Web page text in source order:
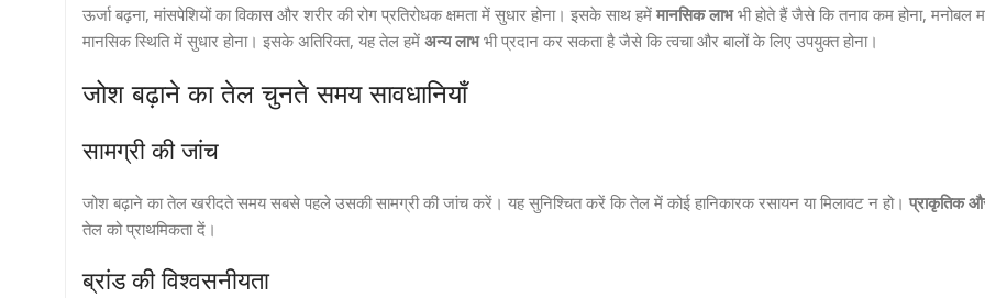
ऊर्जा बढ़ना, मांसपेशियों का विकास और शरीर की रोग प्रतिरोधक क्षमता में सुधार होना। इसके साथ हमें मानसिक लाभभी होते हैं जैसे कि तनाव कम होना, मनोबल
मानसिक स्थिति में सुधार होना। इसके अतिरिक्त, यह तेल हमें अन्य लाभभी प्रदान कर सकता है जैसे कि त्वचा और बालों के लिए उपयुक्त होना।
जोश बढ़ाने का तेल चुनते समय सावधानियाँ
सामग्री की जांच
जोश बढ़ाने का तेल खरीदते समय सबसे पहले उसकी सामग्री की जांच करें। यह सुनिश्चित करें कि तेल में कोई हानिकारक रसायन या मिलावट न हो। प्राकृतिक
तेल को प्राथमिकता दें।
ब्रांड की विश्वसनीयता